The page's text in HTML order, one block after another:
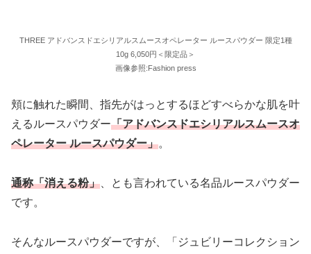
THREE アドバンスドエシリアルスムースオペレーター ルースパウダー 限定1種
10g 6,050円＜限定品＞
画像参照:Fashion press
頬に触れた瞬間、指先がはっとするほどすべらかな肌を叶
えるルースパウダー「アドバンスドエシリアルスムースオ
ペレーター ルースパウダー」。
通称「消える粉」 、とも言われている名品ルースパウダー
です。
そんなルースパウダーですが、「ジュビリーコレクション